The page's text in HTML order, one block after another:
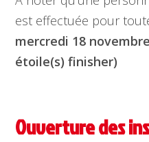
est effectuée pour
mercredi 18
étoile(s) finisher)
Ouverture des